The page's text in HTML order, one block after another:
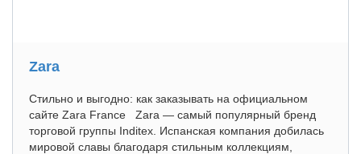
Zara
Стильно и выгодно: как заказывать на официальном
сайте Zara France Zara — самый популярный бренд
торговой группы Inditex. Испанская компания добилась
мировой славы благодаря стильным коллекциям,